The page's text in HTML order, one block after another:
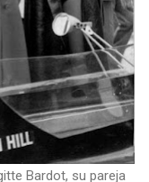
Bardot, su pareja